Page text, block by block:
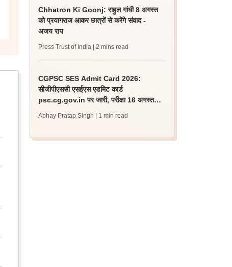
Chhatron Ki Goonj: राहुल गांधी 8 अगस्त
को प्रयागराज आकर छात्रों से करेंगे संवाद -
अजय राय
Press Trust of India | 2 mins read
CGPSC SES Admit Card 2026:
सीजीपीएससी एसईएस एडमिट कार्ड
psc.cg.gov.in पर जारी, परीक्षा 16 अगस्त
Abhay Pratap Singh | 1 min read